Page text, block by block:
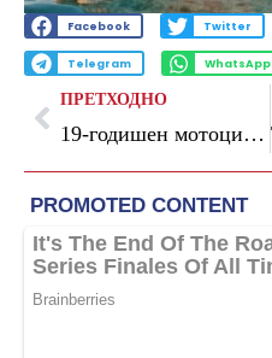
Facebook Twitter
Telegram WhatsApp
ПРЕТХОДНО
19-годишен мотоциклист загина во тешка сообраќајна несреќа, возачот на „аудито“ лишен од слобода